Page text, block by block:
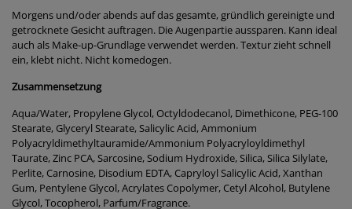
Morgens und/oder abends auf das gesamte, gründlich gereinigte und
getrocknete Gesicht auftragen. Die Augenpartie aussparen. Kann ideal
auch als Make-up-Grundlage verwendet werden. Textur zieht schnell
ein, klebt nicht. Nicht komedogen.
Zusammensetzung
Aqua/Water, Propylene Glycol, Octyldodecanol, Dimethicone, PEG-100
Stearate, Glyceryl Stearate, Salicylic Acid, Ammonium
Polyacryldimethyltauramide/Ammonium Polyacryloyldimethyl
Taurate, Zinc PCA, Sarcosine, Sodium Hydroxide, Silica, Silica Silylate,
Perlite, Carnosine, Disodium EDTA, Capryloyl Salicylic Acid, Xanthan
Gum, Pentylene Glycol, Acrylates Copolymer, Cetyl Alcohol, Butylene
Glycol, Tocopherol, Parfum/Fragrance.